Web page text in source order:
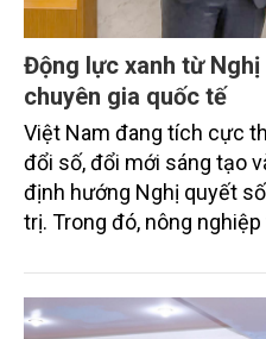
Động lực xanh từ
chuyên gia quốc tế
Việt Nam đang tích cực
đổi số, đổi mới sáng tạo
định hướng Nghị quyết
trị. Trong đó, nông
sắc bởi các tiến bộ công
toàn cầu, đặc biệt là mục